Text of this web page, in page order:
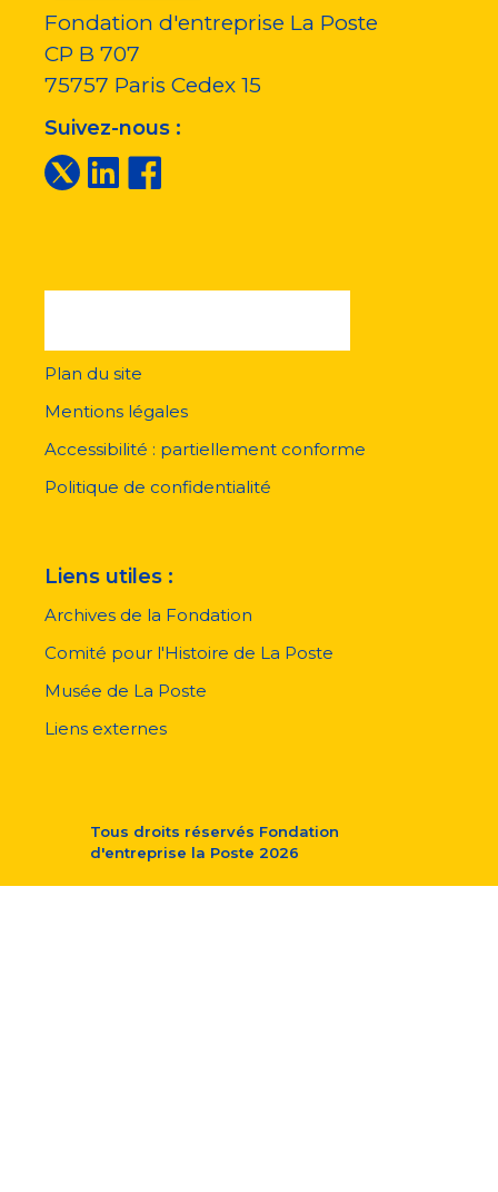
Fondation d'entreprise La Poste
CP B 707
75757 Paris Cedex 15
Suivez-nous :
pied
page
Plan du site
Mentions légales
Accessibilité : partiellement conforme
Politique de confidentialité
Liens utiles :
Archives de la Fondation
Comité pour l'Histoire de La Poste
Musée de La Poste
Liens externes
Tous droits réservés Fondation
d'entreprise la Poste 2026